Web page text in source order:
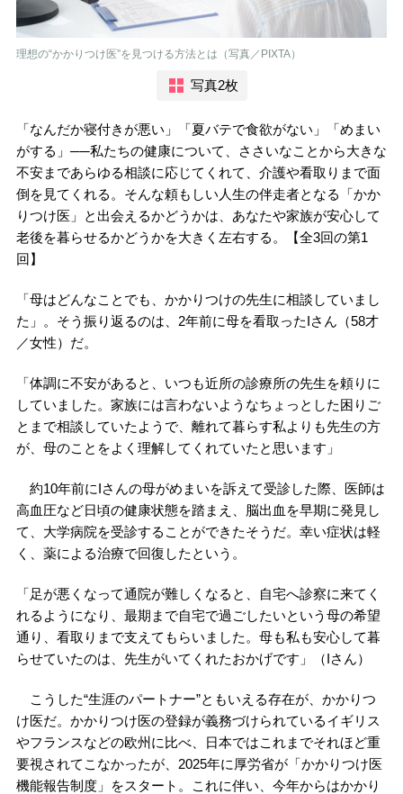
理想の“かかりつけ医”を見つける方法とは（写真／PIXTA）
写真2枚
「なんだか寝付きが悪い」「夏バテで食欲がない」「めまい
がする」──私たちの健康について、ささいなことから大きな
不安まであらゆる相談に応じてくれて、介護や看取りまで面
倒を見てくれる。そんな頼もしい人生の伴走者となる「かか
りつけ医」と出会えるかどうかは、あなたや家族が安心して
老後を暮らせるかどうかを大きく左右する。【全3回の第1
回】
「母はどんなことでも、かかりつけの先生に相談していまし
た」。そう振り返るのは、2年前に母を看取ったIさん（58才
／女性）だ。
「体調に不安があると、いつも近所の診療所の先生を頼りに
していました。家族には言わないようなちょっとした困りご
とまで相談していたようで、離れて暮らす私よりも先生の方
が、母のことをよく理解してくれていたと思います」
約10年前にIさんの母がめまいを訴えて受診した際、医師は
高血圧など日頃の健康状態を踏まえ、脳出血を早期に発見し
て、大学病院を受診することができたそうだ。幸い症状は軽
く、薬による治療で回復したという。
「足が悪くなって通院が難しくなると、自宅へ診察に来てく
れるようになり、最期まで自宅で過ごしたいという母の希望
通り、看取りまで支えてもらいました。母も私も安心して暮
らせていたのは、先生がいてくれたおかげです」（Iさん）
こうした“生涯のパートナー”ともいえる存在が、かかりつ
け医だ。かかりつけ医の登録が義務づけられているイギリス
やフランスなどの欧州に比べ、日本ではこれまでそれほど重
要視されてこなかったが、2025年に厚労省が「かかりつけ医
機能報告制度」をスタート。これに伴い、今年からはかかり